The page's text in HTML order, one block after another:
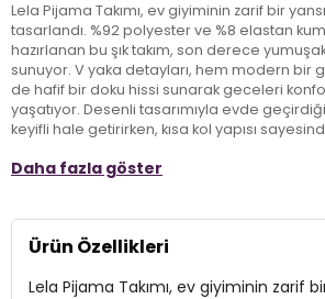
Lela Pijama Takımı, ev giyiminin zarif bir
tasarlandı. %92 polyester ve %8 elastan
hazırlanan bu şık takım, son derece
sunuyor. V yaka detayları, hem modern bir
de hafif bir doku hissi sunarak geceleri
yaşatıyor. Desenli tasarımıyla evde
keyifli hale getirirken, kısa kol yapısı
çıkarıyor. Regular fit kalıbı, her bedene
kesimi ile zarif bir siluet oluşturuyor. Lela
Model:Pijama Takımı
Giyim Tarzı:Ev Giyim/Gecelik
Daha fazla göster
Ürün Özellikleri
Lela Pijama Takımı, ev giyiminin zarif